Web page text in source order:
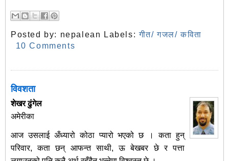
Posted by: nepalean Labels:गीत/ गजल/ कविता
10 Comments
विवशता
शेखर ढुंगेल
अमेरीका
आज उसलाई अँध्यारो कोठा प्यारो भएको छ । कता हुन्
परिवार, कता छन् आफन्त साथी, ऊ बेखबर छे र पत्ता